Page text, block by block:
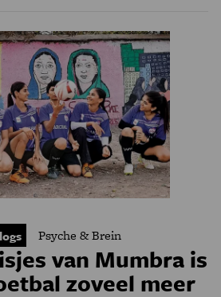
Psyche & Brein
van Mumbra is
zoveel meer